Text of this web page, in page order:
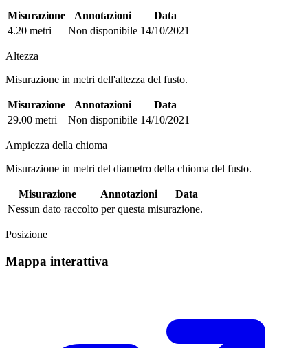
Misurazione Annotazioni
Data
4.20 metri
Non disponibile 14/10/2021
Altezza
Misurazione in metri dell'altezza del fusto.
Misurazione Annotazioni
Data
29.00 metri
Non disponibile 14/10/2021
Ampiezza della chioma
Misurazione in metri del diametro della chioma del fusto.
Misurazione Annotazioni
Data
Nessun dato raccolto per questa misurazione.
Posizione
Mappa interattiva